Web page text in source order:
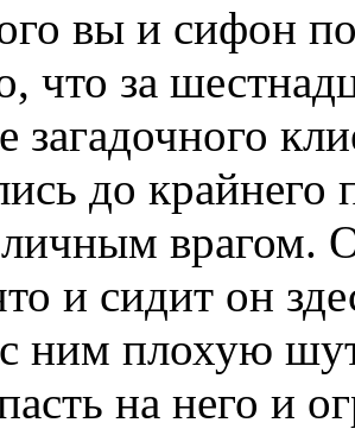
вы и сифон
что за
загадочного
до крайнего
личным врагом.
и сидит он
ним плохую
на него и